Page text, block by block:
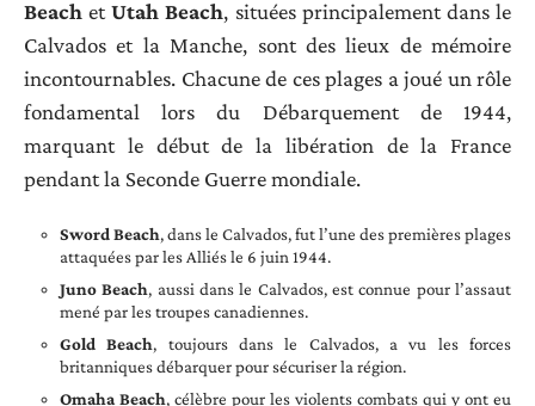
Beach etUtah Beach, situées principalement dans le
Calvados et la Manche, sont des lieux de mémoire
incontournables. Chacune de ces plages a joué un rôle
fondamental lors du Débarquement de 1944,
marquant le début de la libération de la France
pendant la Seconde Guerre mondiale.
Sword Beach, dans le Calvados, fut l’une des premières plages
attaquées par les Alliés le 6 juin 1944.
Juno Beach, aussi dans le Calvados, est connue pour l’assaut
mené par les troupes canadiennes.
Gold Beach, toujours dans le Calvados, a vu les forces
britanniques débarquer pour sécuriser la région.
Omaha Beach, célèbre pour les violents combats qui y ont eu